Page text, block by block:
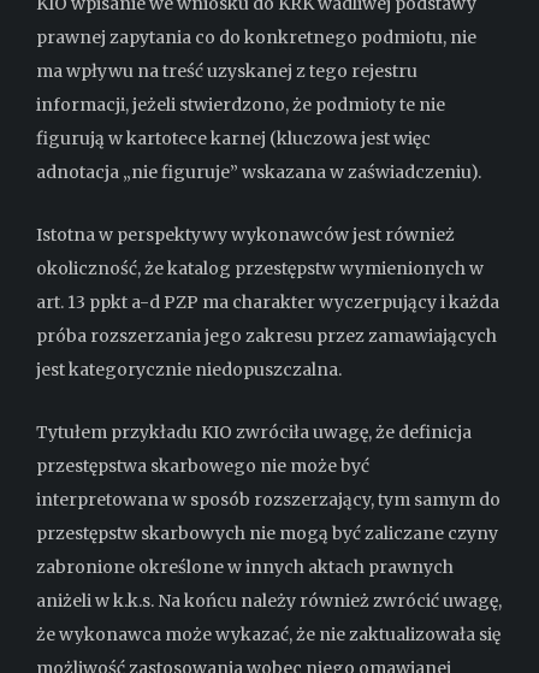
prawnej zapytania co do konkretnego podmiotu, nie
ma wpływu na treść uzyskanej z tego rejestru
informacji, jeżeli stwierdzono, że podmioty te nie
figurują w kartotece karnej (kluczowa jest więc
adnotacja „nie figuruje” wskazana w zaświadczeniu).
Istotna w perspektywy wykonawców jest również
okoliczność, że katalog przestępstw wymienionych w
art. 13 ppkt a-d PZP ma charakter wyczerpujący i każda
próba rozszerzania jego zakresu przez zamawiających
jest kategorycznie niedopuszczalna.
Tytułem przykładu KIO zwróciła uwagę, że definicja
przestępstwa skarbowego nie może być
interpretowana w sposób rozszerzający, tym samym do
przestępstw skarbowych nie mogą być zaliczane czyny
zabronione określone w innych aktach prawnych
aniżeli w k.k.s. Na końcu należy również zwrócić uwagę,
że wykonawca może wykazać, że nie zaktualizowała się
możliwość zastosowania wobec niego omawianej